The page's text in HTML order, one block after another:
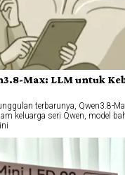
Max: LLM untuk
terbarunya, Qwen3.8-
keluarga seri Qwen, model